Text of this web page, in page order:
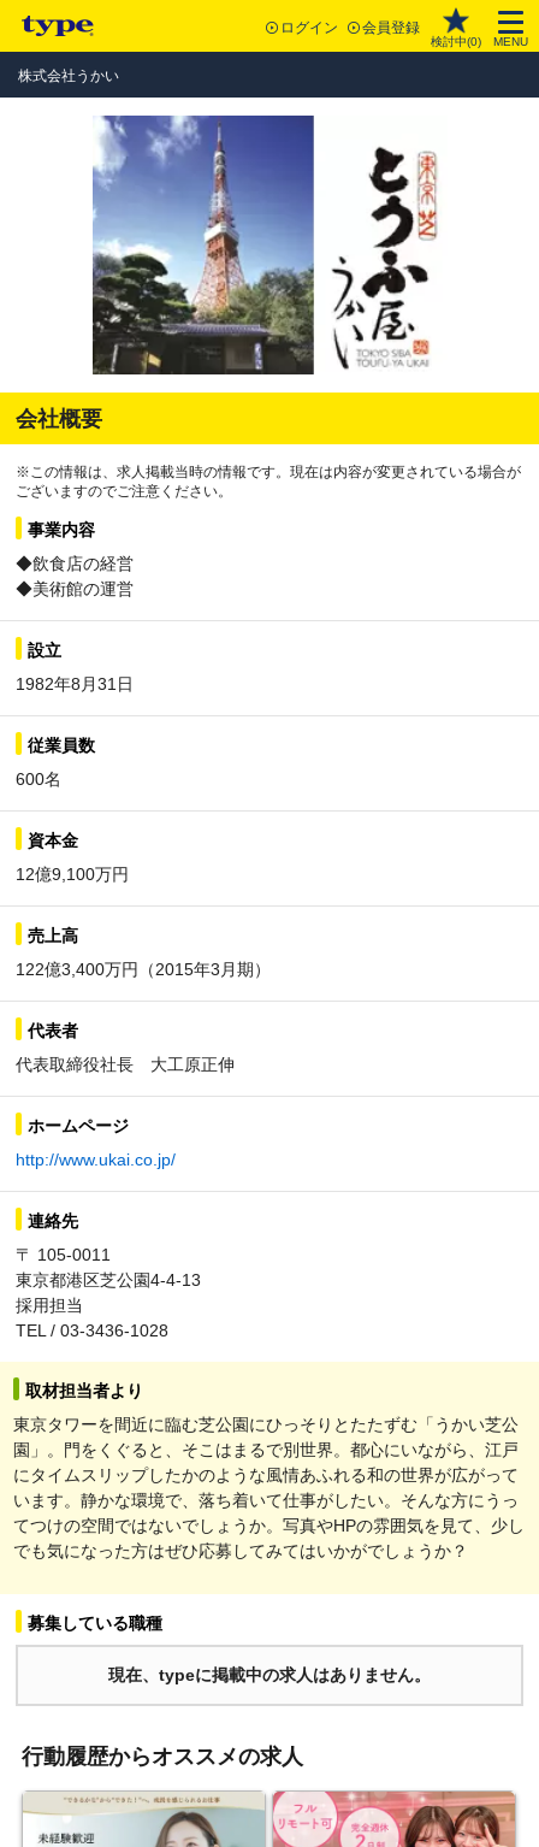
ログイン 会員登録
検討中(0) MENU
株式会社うかい
会社概要
※この情報は、求人掲載当時の情報です。現在は内容が変更されている場合が
ございますのでご注意ください。
事業内容
◆飲食店の経営
◆美術館の運営
設立
1982年8月31日
従業員数
600名
資本金
12億9,100万円
売上高
122億3,400万円（2015年3月期）
代表者
代表取締役社長 大工原正伸
ホームページ
http://www.ukai.co.jp/
連絡先
〒 105-0011
東京都港区芝公園4-4-13
採用担当
TEL / 03-3436-1028
取材担当者より
東京タワーを間近に臨む芝公園にひっそりとたたずむ「うかい芝公
園」。門をくぐると、そこはまるで別世界。都心にいながら、江戸
にタイムスリップしたかのような風情あふれる和の世界が広がって
います。静かな環境で、落ち着いて仕事がしたい。そんな方にうっ
てつけの空間ではないでしょうか。写真やHPの雰囲気を見て、少し
でも気になった方はぜひ応募してみてはいかがでしょうか？
募集している職種
現在、typeに掲載中の求人はありません。
行動履歴からオススメの求人